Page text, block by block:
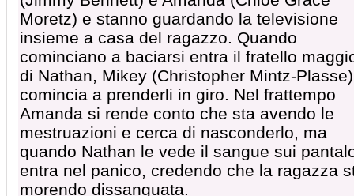
Moretz) e stanno guardando la televisione
insieme a casa del ragazzo. Quando
cominciano a baciarsi entra il fratello
di Nathan, Mikey (Christopher Mintz-
comincia a prenderli in giro. Nel frattempo
Amanda si rende conto che sta avendo le
mestruazioni e cerca di nasconderlo, ma
quando Nathan le vede il sangue sui
entra nel panico, credendo che la ragazza
morendo dissanguata.